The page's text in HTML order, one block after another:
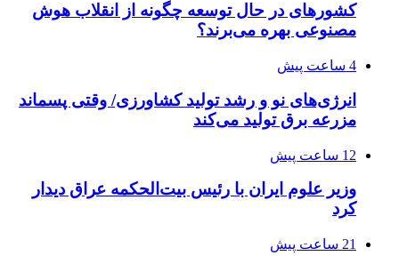
کشورهای در حال توسعه چگونه از انقلاب هوش
مصنوعی بهره می‌برند؟
4 ساعت پیش
انرژی‌های نو و رشد تولید کشاورزی/ وقتی پسماند
مزرعه‌ برق تولید می‌کند
12 ساعت پیش
وزیر علوم ایران با رئیس بیت‌الحکمه عراق دیدار
کرد
21 ساعت پیش